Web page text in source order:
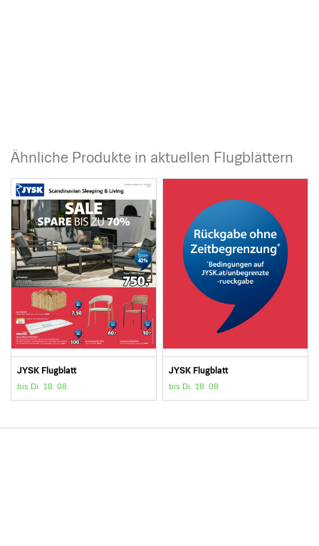
Ähnliche Produkte in aktuellen Flugblättern
JYSK Flugblatt
bis Di. 18. 08.
JYSK Flugblatt
bis Di. 18. 08.